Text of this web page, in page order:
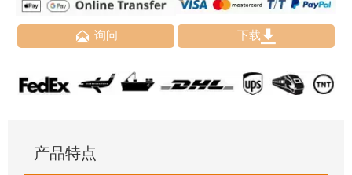
 询问 下载
产品特点